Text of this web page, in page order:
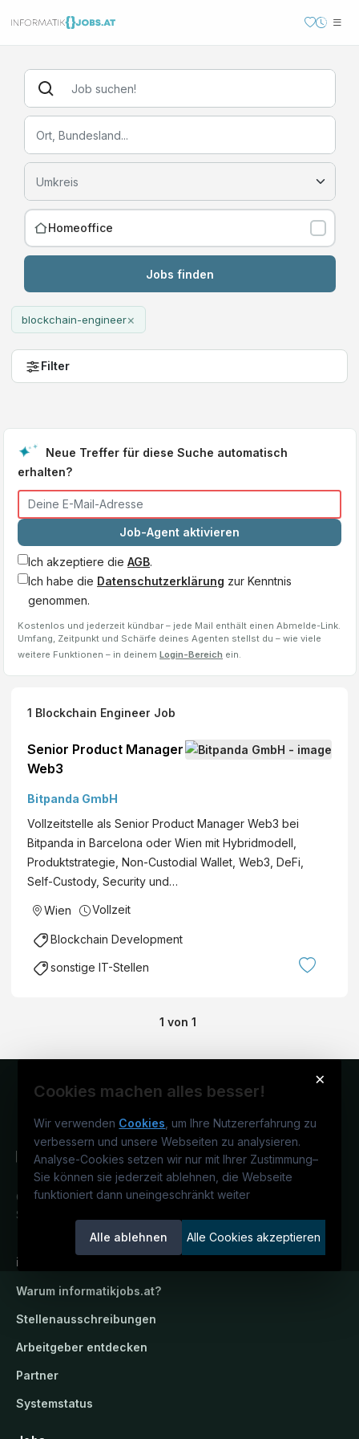
Homeoffice
Jobs finden
blockchain-engineer×
Filter
Neue Treffer für diese Suche automatisch
erhalten?
Job-Agent aktivieren
Ich akzeptiere die AGB.
Ich habe die Datenschutzerklärung zur Kenntnis
genommen.
Kostenlos und jederzeit kündbar – jede Mail enthält einen Abmelde-Link.
Umfang, Zeitpunkt und Schärfe deines Agenten stellst du – wie viele
weitere Funktionen – in deinem Login-Bereich ein.
1 Blockchain Engineer Job
Senior Product Manager
Web3
Bitpanda GmbH
Vollzeitstelle als Senior Product Manager Web3 bei
Bitpanda in Barcelona oder Wien mit Hybridmodell,
Produktstrategie, Non-Custodial Wallet, Web3, DeFi,
Self-Custody, Security und…
Wien Vollzeit
Blockchain Development
sonstige IT-Stellen
1 von 1
×
Cookies machen alles besser!
Wir verwenden Cookies , um Ihre Nutzererfahrung zu
verbessern und unsere Webseiten zu analysieren.
Analyse-Cookies setzen wir nur mit Ihrer Zustimmung–
Sie können sie jederzeit ablehnen, die Webseite
funktioniert dann uneingeschränkt weiter
Alle ablehnen Alle Cookies akzeptieren
Österreichs IT-Karriereportal.Ein
Service der candidatis GmbH.
informatikjobs.at
Warum informatikjobs.at?
Stellenausschreibungen
Arbeitgeber entdecken
Partner
Systemstatus